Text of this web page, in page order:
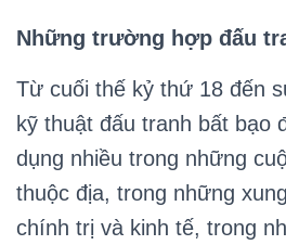
Những trường hợp đấu
Từ cuối thế kỷ thứ 18 đến
kỹ thuật đấu tranh bất bạo
dụng nhiều trong những
thuộc địa, trong những
chính trị và kinh tế, trong